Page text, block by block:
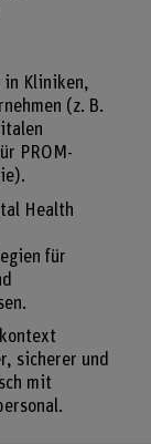
Kliniken,
(z. B.
PROM-
Health
für
sicherer und
mit